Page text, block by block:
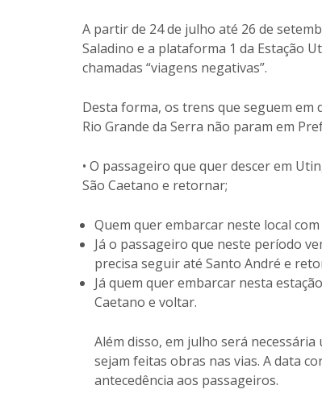
A partir de 24 de julho até 26 de
Saladino e a plataforma 1 da Estação
chamadas “viagens negativas”.
Desta forma, os trens que seguem em
Rio Grande da Serra não param em
• O passageiro que quer descer em
São Caetano e retornar;
Quem quer embarcar neste local
Já o passageiro que neste período
precisa seguir até Santo André e
Já quem quer embarcar nesta
Caetano e voltar.
Além disso, em julho será
sejam feitas obras nas vias. A data
antecedência aos passageiros.